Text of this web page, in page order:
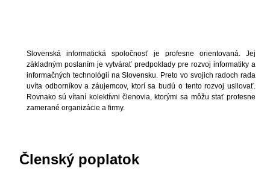
Slovenská informatická spoločnosť je profesne orientovaná. Jej
základným poslaním je vytvárať predpoklady pre rozvoj informatiky a
informačných technológií na Slovensku. Preto vo svojich radoch rada
uvíta odborníkov a záujemcov, ktorí sa budú o tento rozvoj usilovať.
Rovnako sú vítaní kolektívni členovia, ktorými sa môžu stať profesne
zamerané organizácie a firmy.
Členský poplatok